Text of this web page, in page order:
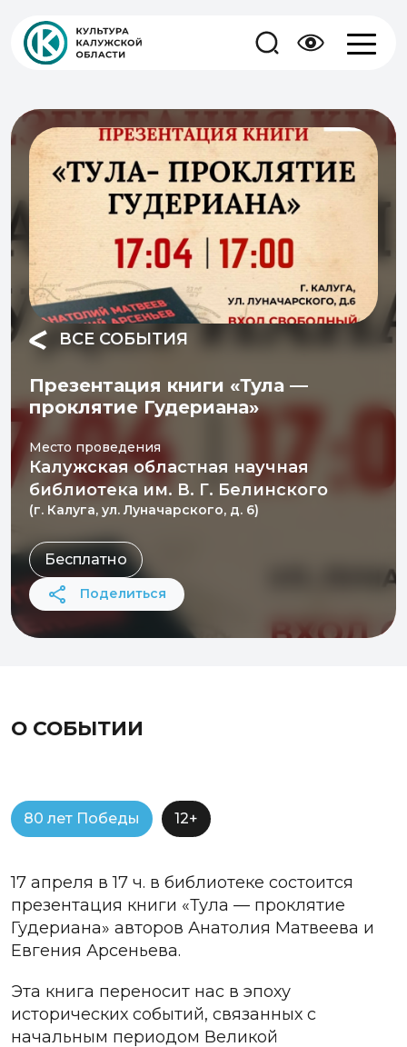
ВСЕ СОБЫТИЯ
Презентация книги «Тула —
проклятие Гудериана»
Место проведения
Калужская областная научная
библиотека им. В. Г. Белинского
(г. Калуга, ул. Луначарского, д. 6)
Бесплатно
Поделиться
О СОБЫТИИ
80 лет Победы 12+
17 апреля в 17 ч. в библиотеке состоится
презентация книги «Тула — проклятие
Гудериана» авторов Анатолия Матвеева и
Евгения Арсеньева.
Эта книга переносит нас в эпоху
исторических событий, связанных с
начальным периодом Великой